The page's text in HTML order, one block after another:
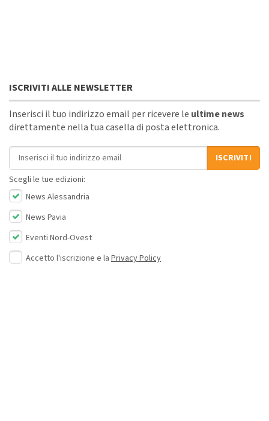
ISCRIVITI ALLE NEWSLETTER
Inserisci il tuo indirizzo email per ricevere le ultime news
direttamente nella tua casella di posta elettronica.
Indirizzo email
ISCRIVITI
Scegli le tue edizioni:
News Alessandria
News Pavia
Eventi Nord-Ovest
Accetto l'iscrizione e la Privacy Policy